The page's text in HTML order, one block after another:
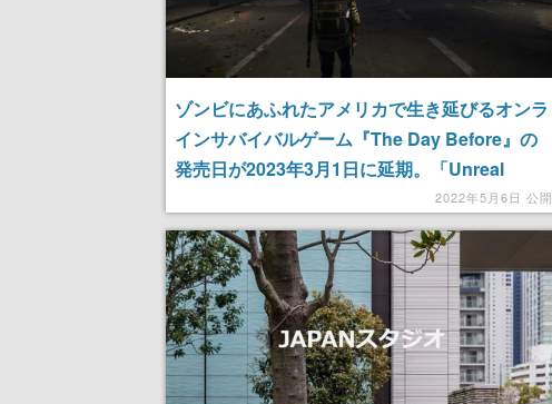
ゾンビにあふれたアメリカで生き延びるオンラ
インサバイバルゲーム『The Day Before』の
発売日が2023年3月1日に延期。「Unreal
2022年5月6日 公開